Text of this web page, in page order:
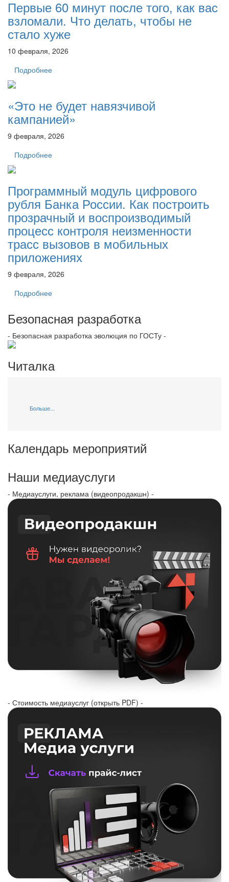
Первые 60 минут после того, как вас
взломали. Что делать, чтобы не
стало хуже
10 февраля, 2026
Подробнее
«Это не будет навязчивой
кампанией»
9 февраля, 2026
Подробнее
Программный модуль цифрового
рубля Банка России. Как построить
прозрачный и воспроизводимый
процесс контроля неизменности
трасс вызовов в мобильных
приложениях
9 февраля, 2026
Подробнее
Безопасная разработка
- Безопасная разработка эволюция по ГОСТу -
Читалка
Больше...
Календарь мероприятий
Наши медиауслуги
- Медиауслуги, реклама (видеопродакшн) -
- Стоимость медиауслуг (открыть PDF) -